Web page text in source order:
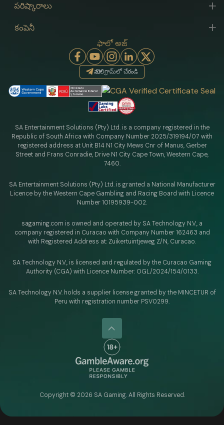
పరిష్కారాలు
కంపెనీ
ఫాలో అజ్
మా టెలిగ్రామ్‌లో చేరండి
SA Entertainment Solutions (Pty) Ltd. is a company registered in the
Republic of South Africa with Company Number 2025/319194/07 with
registered address at Unit B14 N1 City Mews Cnr of Manus, Gerber
Street and Frans Conradie, Drive N1 City Cape Town, Western Cape,
7460.
SA Entertainment Solutions (Pty) Ltd. is granted a National Manufacturer
Licence by the Western Cape Gambling and Racing Board with Licence
Number 10195939-002.
sagaming.com is owned and operated by SA Technology N.V., a
company registered in Curacao with Company Number 162463 and
with Registered Address at: Zuikertuintjeweg Z/N, Curacao.
SA Technology N.V., is licensed and regulated bythe Curacao Gaming
Authority (CGA) with Licence Number: OGL/2024/154/0133.
SA Technology N.V. holds a supplier license granted by the MINCETUR of
Peru with registration number PSV0299.
Copyright © 2026 SA Gaming. All Rights Reserved.